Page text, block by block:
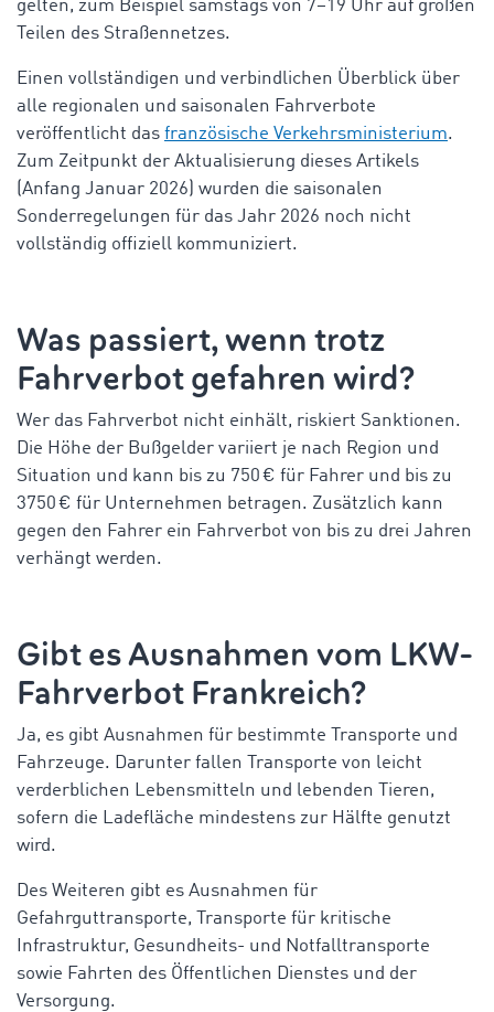
gelten, zum Beispiel samstags von 7–19 Uhr auf großen
Teilen des Straßennetzes.
Einen vollständigen und verbindlichen Überblick über
alle regionalen und saisonalen Fahrverbote
veröffentlicht das französische Verkehrsministerium.
Zum Zeitpunkt der Aktualisierung dieses Artikels
(Anfang Januar 2026) wurden die saisonalen
Sonderregelungen für das Jahr 2026 noch nicht
vollständig offiziell kommuniziert.
Was passiert, wenn trotz
Fahrverbot gefahren wird?
Wer das Fahrverbot nicht einhält, riskiert Sanktionen.
Die Höhe der Bußgelder variiert je nach Region und
Situation und kann bis zu 750 € für Fahrer und bis zu
3750 € für Unternehmen betragen. Zusätzlich kann
gegen den Fahrer ein Fahrverbot von bis zu drei Jahren
verhängt werden.
Gibt es Ausnahmen vom LKW-
Fahrverbot Frankreich?
Ja, es gibt Ausnahmen für bestimmte Transporte und
Fahrzeuge. Darunter fallen Transporte von leicht
verderblichen Lebensmitteln und lebenden Tieren,
sofern die Ladefläche mindestens zur Hälfte genutzt
wird.
Des Weiteren gibt es Ausnahmen für
Gefahrguttransporte, Transporte für kritische
Infrastruktur, Gesundheits- und Notfalltransporte
sowie Fahrten des Öffentlichen Dienstes und der
Versorgung.